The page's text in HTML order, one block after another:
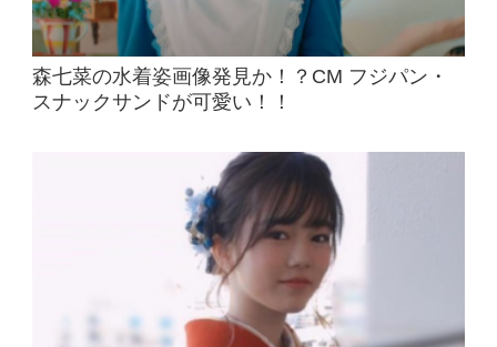
森七菜の水着姿画像発見か！？CM フジパン・
スナックサンドが可愛い！！